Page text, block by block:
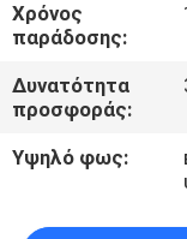
ΕΙΔΉΣΕΙΣ
ΖΗΤΉΣΤΕ
ΈΝΑ
Χρόνος
παράδοσης:
Δυνατότητα
προσφοράς:
Υψηλό φως: